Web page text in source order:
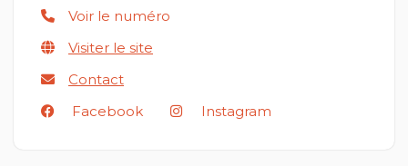
Voir le numéro
Visiter le site
Contact
Facebook
Instagram